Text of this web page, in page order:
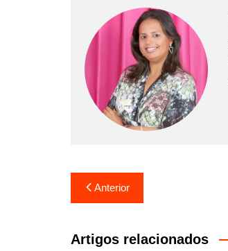
Navegação
de
Post
Anterior
Artigos relacionados